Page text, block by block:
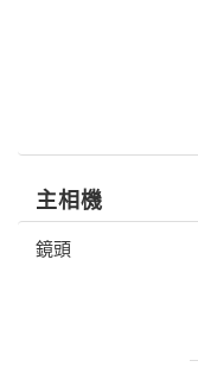
主相機
鏡頭